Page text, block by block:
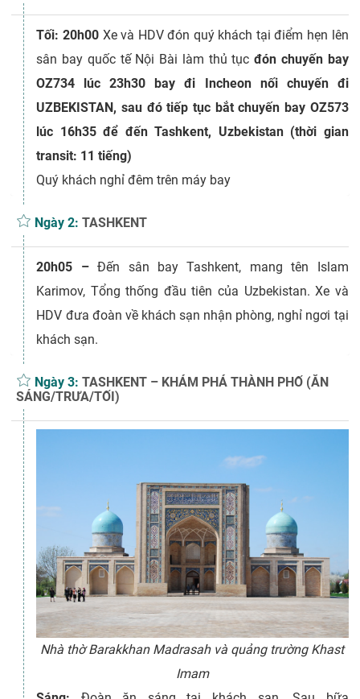
Tối: 20h00 Xe và HDV đón quý khách tại điểm hẹn lên
sân bay quốc tế Nội Bài làm thủ tụcđón chuyến bay
OZ734 lúc 23h30 bay đi Incheon nối chuyến đi
UZBEKISTAN, sau đó tiếp tục bắt chuyến bay OZ573
lúc 16h35 để đến Tashkent, Uzbekistan (thời gian
transit: 11 tiếng)
Quý khách nghỉ đêm trên máy bay
Ngày 2:TASHKENT
20h05 –Đến sân bay Tashkent, mang tên Islam
Karimov, Tổng thống đầu tiên của Uzbekistan. Xe và
HDV đưa đoàn về khách sạn nhận phòng, nghỉ ngơi tại
khách sạn.
Ngày 3:TASHKENT – KHÁM PHÁ THÀNH PHỐ (ĂN
SÁNG/TRƯA/TỐI)
Nhà thờ Barakkhan Madrasah và quảng trường Khast
Imam